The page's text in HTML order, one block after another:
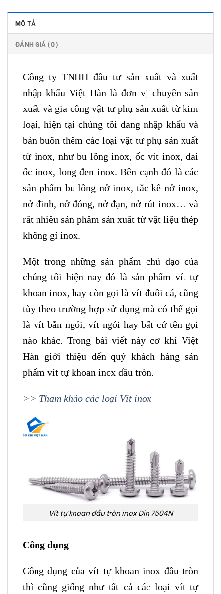
MÔ TẢ
ĐÁNH GIÁ (0)
Công ty TNHH đầu tư sản xuất và xuất
nhập khẩu Việt Hàn là đơn vị chuyên sản
xuất và gia công vật tư phụ sản xuất từ kim
loại, hiện tại chúng tôi đang nhập khẩu và
bán buôn thêm các loại vật tư phụ sản xuất
từ inox, như bu lông inox, ốc vít inox, đai
ốc inox, long đen inox. Bên cạnh đó là các
sản phẩm bu lông nở inox, tắc kê nở inox,
nở đinh, nở đóng, nở đạn, nở rút inox… và
rất nhiều sản phẩm sản xuất từ vật liệu thép
không gỉ inox.
Một trong những sản phẩm chủ đạo của
chúng tôi hiện nay đó là sản phẩm vít tự
khoan inox, hay còn gọi là vít đuôi cá, cũng
tùy theo trường hợp sử dụng mà có thể gọi
là vít bắn ngói, vít ngói hay bất cứ tên gọi
nào khác. Trong bài viết này cơ khí Việt
Hàn giới thiệu đến quý khách hàng sản
phẩm vít tự khoan inox đầu tròn.
>> Tham khảo các loại Vít inox
Vít tự khoan đầu tròn inox Din 7504N
Công dụng
Công dụng của vít tự khoan inox đầu tròn
thì cũng giống như tất cả các loại vít tự